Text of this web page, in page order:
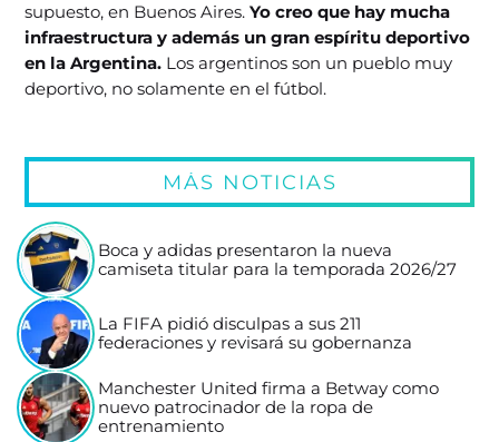
supuesto, en Buenos Aires.Yo creo que hay mucha
infraestructura y además un gran espíritu deportivo
en la Argentina. Los argentinos son un pueblo muy
deportivo, no solamente en el fútbol.
MÁS NOTICIAS
Boca y adidas presentaron la nueva
camiseta titular para la temporada 2026/27
La FIFA pidió disculpas a sus 211
federaciones y revisará su gobernanza
Manchester United firma a Betway como
nuevo patrocinador de la ropa de
entrenamiento